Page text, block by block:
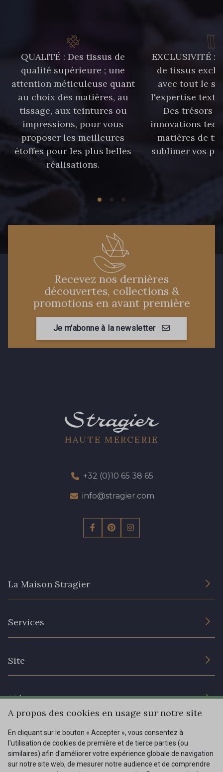
QUALITÉ : Des tissus de
qualité supérieure ; une
attention méticuleuse quant
au choix des matières, au
tissage, aux teintures ou
impressions, pour vous
proposer les meilleures
étoffes pour les plus belles
réalisations.
EXCLUSIVITÉ :
de tissus
avec tout le
l'expertise
Des trésors
innovations
matières de
sublimer vos
Recevez nos dernières
découvertes, collections &
promotions en avant première
Je m'abonne à la newsletter
HAUTE MERCERIE
+32 (0)10 65 38 65
info@stragier.com
La Maison Stragier
Services
Site
Prix réduits
Magazine
Aide
Livraison : France, Belgique, International
Retours & réclamations
FAQ - Questions fréquentes
Menu
Tous nos tissus
A propos des cookies en usage sur notre site
En cliquant sur le bouton « Accepter », vous consentez à
l'utilisation de cookies de première et de tierce parties (ou
similaires) afin d'améliorer votre expérience globale de navigation
sur notre site web, de mesurer notre audience et de comprendre